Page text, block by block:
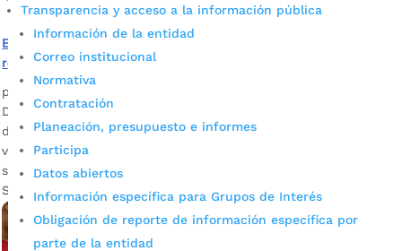
Transparencia y acceso a la información pública
Información de la entidad
Correo institucional
Normativa
Contratación
Planeación, presupuesto e informes
Participa
Datos abiertos
Información específica para Grupos de Interés
Obligación de reporte de información específica por
parte de la entidad
El gobierno de Juan Carlos Cárdenas garantizó la
recreación de la niñez bumanguesa
por
Durante el 2022, se han llevado a cabo más de 63 jornadas
de recreación impactando cerca de 10 mil niños y niñas
vulnerables del municipio. Descargar audio: Jorge Neira /
secretario de Desarrollo Social La Secretaría de Desarrollo
Social diseñó una estrategia para...